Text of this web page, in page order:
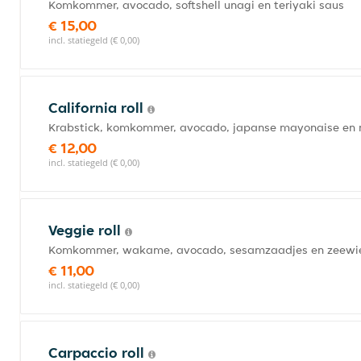
Komkommer, avocado, softshell unagi en teriyaki saus
€ 15,00
incl. statiegeld (€ 0,00)
California roll
Krabstick, komkommer, avocado, japanse mayonaise en
€ 12,00
incl. statiegeld (€ 0,00)
Veggie roll
Komkommer, wakame, avocado, sesamzaadjes en
€ 11,00
incl. statiegeld (€ 0,00)
Carpaccio roll